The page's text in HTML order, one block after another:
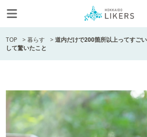
TOP >暮らす >道内だけで200箇所以上ってすご
して驚いたこと